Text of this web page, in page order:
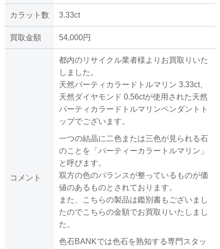
カラット数 3.33ct
買取金額 54,000円
コメント
都内のリサイクル業者様よりお買取りいた
しました。
天然パーティカラードトルマリン 3.33ct、
天然ダイヤモンド 0.56ctが使用された天然
パーティカラードトルマリンペンダントト
ップでございます。
一つの結晶に二色または三色が見られる石
のことを「パーティーカラートルマリン」
と呼びます。
双方の色のバランスが整っているものが価
値のあるものとされております。
また、こちらの製品は鑑別書もございまし
たのでこちらの金額でお買取りいたしまし
た。
色石BANKでは色石を熟知する専門スタッ